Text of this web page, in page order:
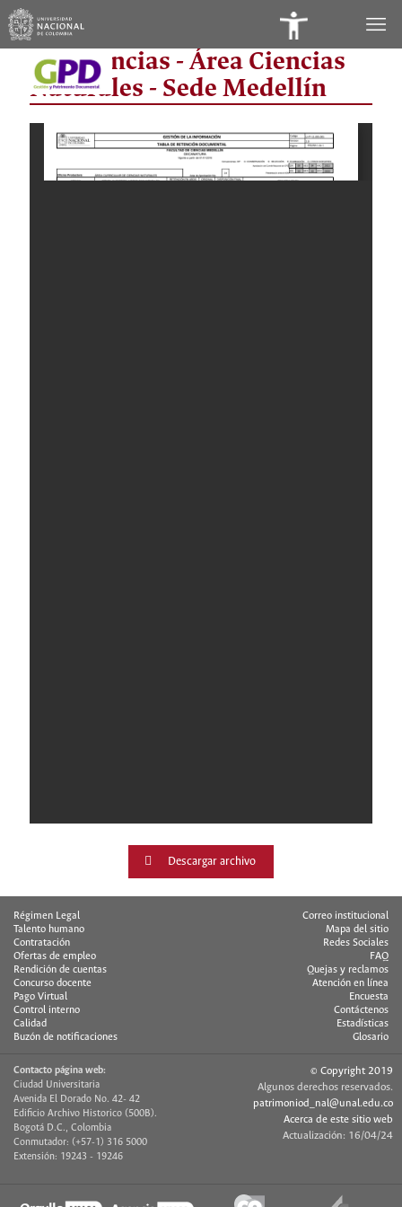
de
Accesibilidad
Fac Ciencias - Área Ciencias
Naturales - Sede Medellín
Descargar archivo
Régimen Legal
Talento humano
Contratación
Ofertas de empleo
Rendición de cuentas
Concurso docente
Pago Virtual
Control interno
Calidad
Buzón de notificaciones
Correo institucional
Mapa del sitio
Redes Sociales
FAQ
Quejas y reclamos
Atención en línea
Encuesta
Contáctenos
Estadísticas
Glosario
Contacto página web:
Ciudad Universitaria
Avenida El Dorado No. 42- 42
Edificio Archivo Historico (500B).
Bogotá D.C., Colombia
Conmutador: (+57-1) 316 5000
Extensión: 19243 - 19246
© Copyright 2019
Algunos derechos reservados.
patrimoniod_nal@unal.edu.co
Acerca de este sitio web
Actualización: 16/04/24